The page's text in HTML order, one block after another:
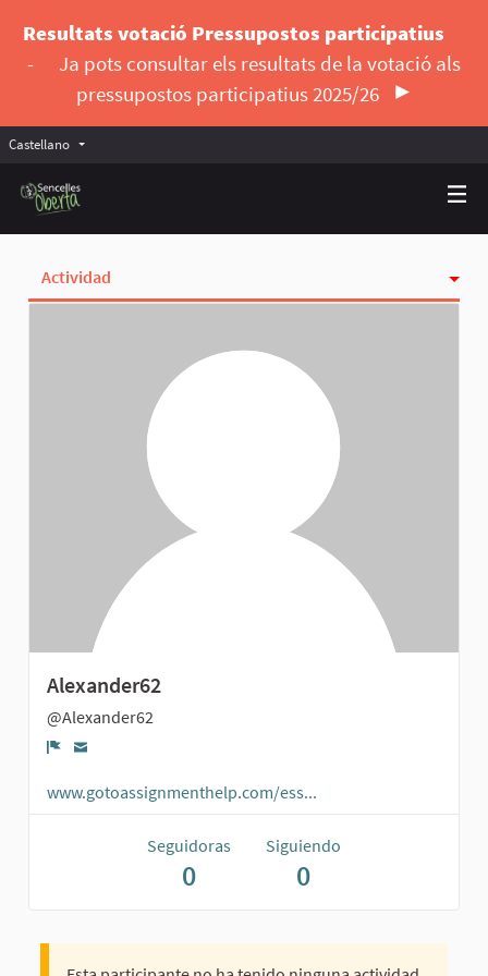
Resultats votació Pressupostos participatius
-
Ja pots consultar els resultats de la votació als
pressupostos participatius 2025/26
Castellano Triar la llengua
Actividad
Alexander62
@Alexander62
www.gotoassignmenthelp.com/ess...
Seguidoras
0
Siguiendo
0